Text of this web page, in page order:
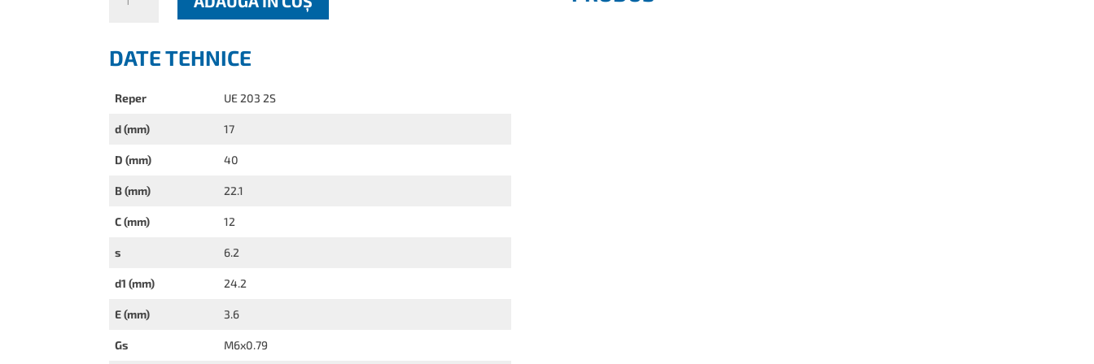
DATE TEHNICE
Reper UE 203 2S
d (mm) 17
D (mm) 40
B (mm) 22.1
C (mm) 12
s 6.2
d1 (mm) 24.2
E (mm) 3.6
Gs M6x0.79